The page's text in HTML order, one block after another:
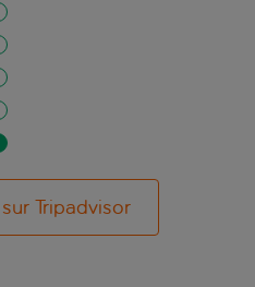
Tripadvisor